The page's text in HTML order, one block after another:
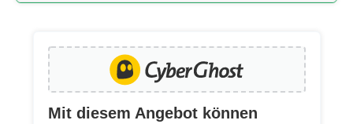
Mit diesem Angebot können